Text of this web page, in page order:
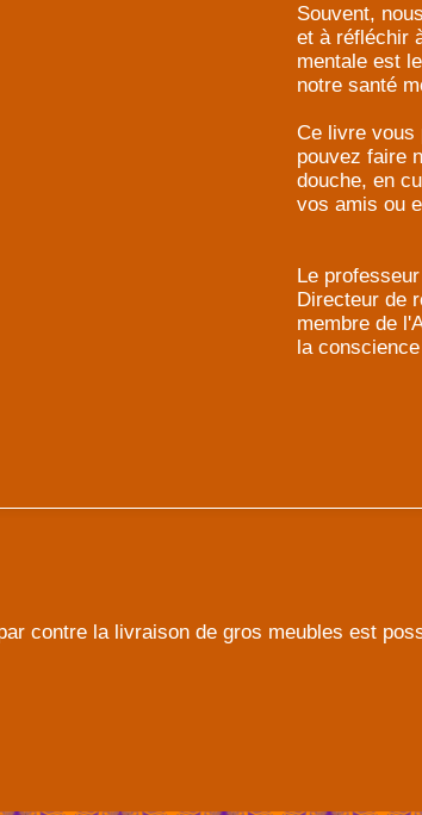
Souvent,
et à réfléchir
mentale est
notre santé
Ce livre vous
pouvez faire
douche, en
vos amis ou
Le
Directeur de
membre de
la
contre la livraison de gros meubles est